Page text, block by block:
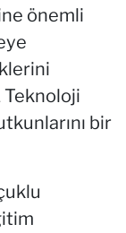
önemli
Teknoloji
bir